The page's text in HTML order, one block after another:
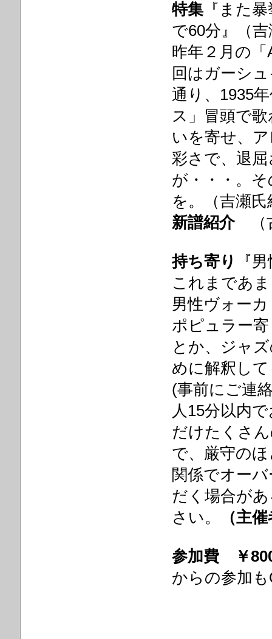
特集 『また
で60分』
（
昨年２月の
回はガーシ
通り、1935
ス」冒頭で
いを寄せ、
彩さ で、退
が・・・。
を。（吉瀬氏
新譜紹介（
持ち寄り
『
これまであ
男性ヴォー
ポピュラー
とか、ジャ
めに解釈し
(事前にご連
人15分以内
だけたくさ
で、厳守の
関係でオー
だく場合が
さい。
（主
参加費 ￥
からの参加